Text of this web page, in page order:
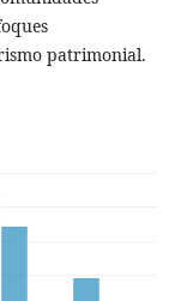
patrimonial.